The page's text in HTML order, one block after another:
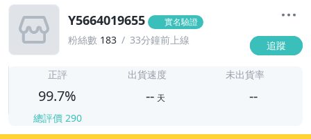
Y5664019655 實名驗證
粉絲數 183 33分鐘前上線 追蹤
正評
99.7%
總評價 290
出貨速度
-- 天
未出貨率
--